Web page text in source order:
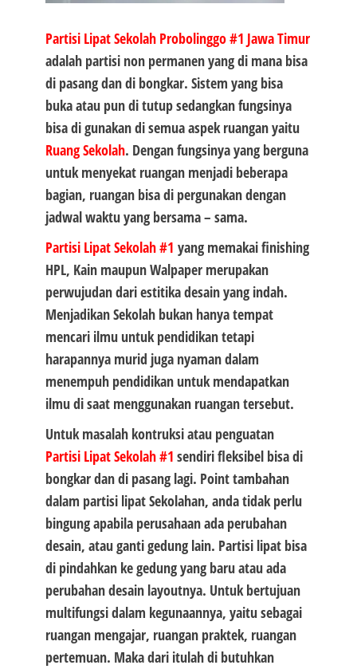
Partisi Lipat Sekolah Probolinggo #1 Jawa Timur
adalah partisi non permanen yang di mana bisa
di pasang dan di bongkar. Sistem yang bisa
buka atau pun di tutup sedangkan fungsinya
bisa di gunakan di semua aspek ruangan yaitu
Ruang Sekolah. Dengan fungsinya yang berguna
untuk menyekat ruangan menjadi beberapa
bagian, ruangan bisa di pergunakan dengan
jadwal waktu yang bersama – sama.
Partisi Lipat Sekolah #1 yang memakai finishing
HPL, Kain maupun Walpaper merupakan
perwujudan dari estitika desain yang indah.
Menjadikan Sekolah bukan hanya tempat
mencari ilmu untuk pendidikan tetapi
harapannya murid juga nyaman dalam
menempuh pendidikan untuk mendapatkan
ilmu di saat menggunakan ruangan tersebut.
Untuk masalah kontruksi atau penguatan
Partisi Lipat Sekolah #1 sendiri fleksibel bisa di
bongkar dan di pasang lagi. Point tambahan
dalam partisi lipat Sekolahan, anda tidak perlu
bingung apabila perusahaan ada perubahan
desain, atau ganti gedung lain. Partisi lipat bisa
di pindahkan ke gedung yang baru atau ada
perubahan desain layoutnya. Untuk bertujuan
multifungsi dalam kegunaannya, yaitu sebagai
ruangan mengajar, ruangan praktek, ruangan
pertemuan. Maka dari itulah di butuhkan